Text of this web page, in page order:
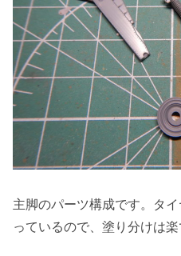
主脚のパーツ構成です。タ
っているので、塗り分けは楽